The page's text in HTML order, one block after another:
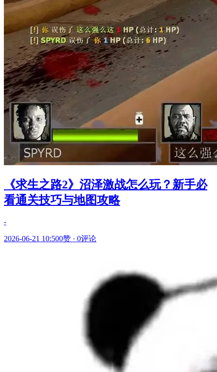
《求生之路2》沼泽激战怎么玩？新手必
看通关技巧与地图攻略
-
2026-06-21 10:500赞 · 0评论